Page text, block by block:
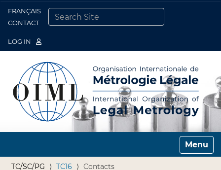
FRANÇAIS
CONTACT
LOG IN
Toggle
TC/SC/PG TC16 Contacts